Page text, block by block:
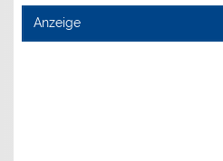
Anzeige